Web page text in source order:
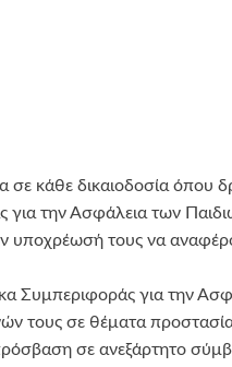
κάθε δικαιοδοσία όπου
για την Ασφάλεια των
υποχρέωσή τους να
Συμπεριφοράς για την
τους σε θέματα
σε ανεξάρτητο